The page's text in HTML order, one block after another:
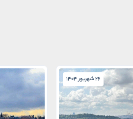
26 شهریور 1404